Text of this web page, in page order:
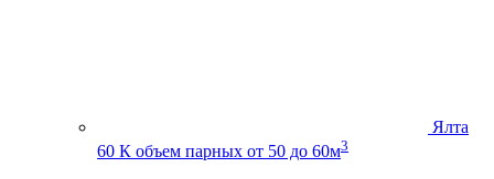
Ялта
60 К объем парных от 50 до 60м3